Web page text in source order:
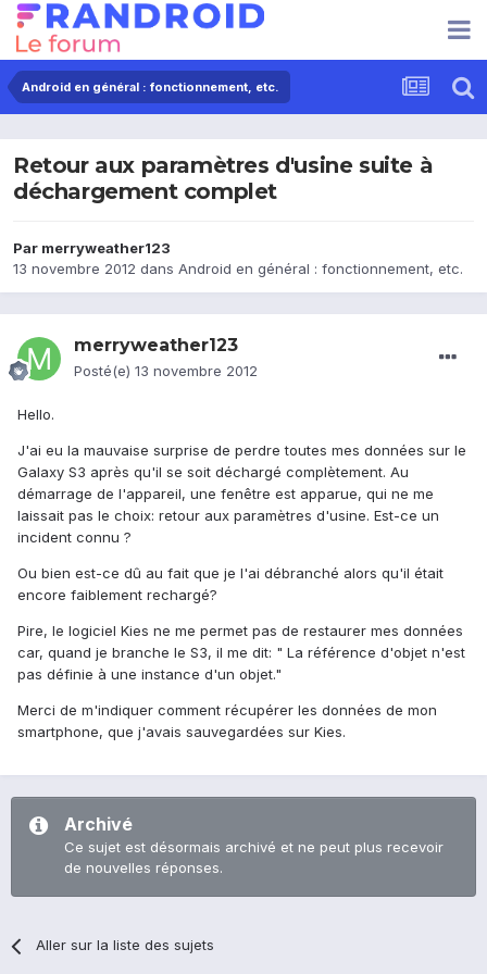
Android en général : fonctionnement, etc.
Retour aux paramètres d'usine suite à
déchargement complet
Par merryweather123
13 novembre 2012 dans Android en général : fonctionnement, etc.
merryweather123
Posté(e) 13 novembre 2012
Hello.
J'ai eu la mauvaise surprise de perdre toutes mes données sur le
Galaxy S3 après qu'il se soit déchargé complètement. Au
démarrage de l'appareil, une fenêtre est apparue, qui ne me
laissait pas le choix: retour aux paramètres d'usine. Est-ce un
incident connu ?
Ou bien est-ce dû au fait que je l'ai débranché alors qu'il était
encore faiblement rechargé?
Pire, le logiciel Kies ne me permet pas de restaurer mes données
car, quand je branche le S3, il me dit: " La référence d'objet n'est
pas définie à une instance d'un objet."
Merci de m'indiquer comment récupérer les données de mon
smartphone, que j'avais sauvegardées sur Kies.
Archivé
Ce sujet est désormais archivé et ne peut plus recevoir
de nouvelles réponses.
Aller sur la liste des sujets